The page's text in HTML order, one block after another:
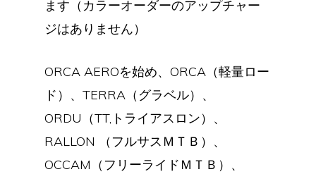
ます（カラーオーダーのアップチャー
ジはありません）
ORCA AEROを始め、ORCA（軽量ロー
ド）、TERRA（グラベル）、
ORDU（TT,トライアスロン）、
RALLON （フルサスＭＴＢ）、
OCCAM（フリーライドＭＴＢ）、